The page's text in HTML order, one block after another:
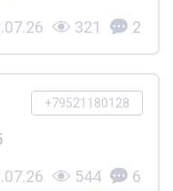
321 2
+79521180128
544 6